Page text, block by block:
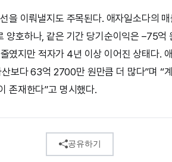
을 이뤄낼지도 주목된다. 애자일소다의
양호하나, 같은 기간 당기순이익은 –75억
였지만 적자가 4년 이상 이어진 상태다.
보다 63억 2700만 원만큼 더 많다”며 “
존재한다”고 명시했다.
공유하기